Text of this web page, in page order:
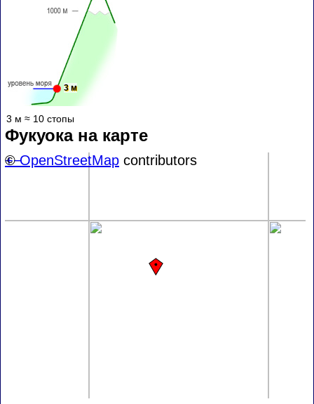
3 м
3 м ≈ 10 стопы
Фукуока на карте
+−
©OpenStreetMap contributors